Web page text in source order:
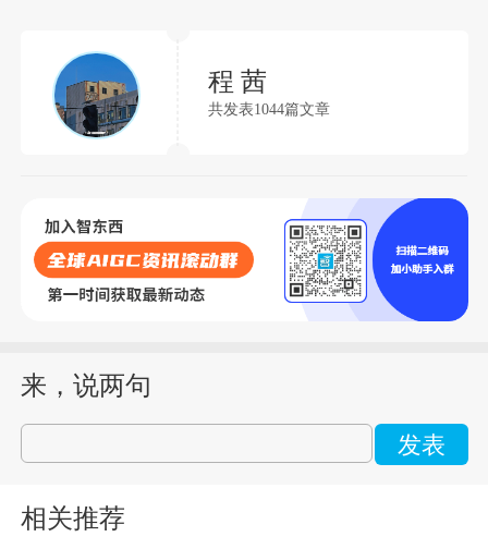
程 茜
共发表1044篇文章
来，说两句
发表
相关推荐